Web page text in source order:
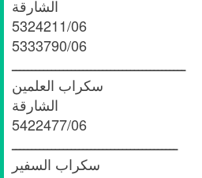
5324211/06
5333790/06
ــــــــــــــــــــــــــــــــــــــــــــ
5422477/06
ــــــــــــــــــــــــــــــــــــــــــ